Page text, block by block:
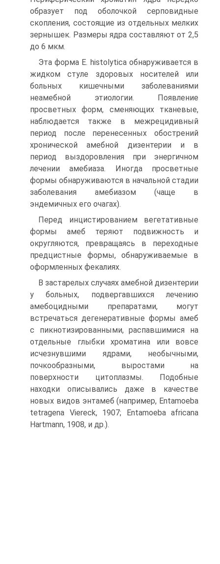
образует под оболочкой серповидные
скопления, состоящие из отдельных мелких
зернышек. Размеры ядра составляют от 2,5
до 6 мкм.
Эта форма Е. histolytica обнаруживается в
жидком стуле здоровых носителей или
больных кишечными заболеваниями
неамебной этиологии. Появление
просветных форм, сменяющих тканевые,
наблюдается также в межрецидивный
период после перенесенных обострений
хронической амебной дизентерии и в
период выздоровления при энергичном
лечении амебиаза. Иногда просветные
формы обнаруживаются в начальной стадии
заболевания амебиазом (чаще в
эндемичных его очагах).
Перед инцистированием вегетативные
формы амеб теряют подвижность и
округляются, превращаясь в переходные
предцистные формы, обнаруживаемые в
оформленных фекалиях.
В застарелых случаях амебной дизентерии
у больных, подвергавшихся лечению
амебоцидными препаратами, могут
встречаться дегенеративные формы амеб
с пикнотизированными, распавшимися на
отдельные глыбки хроматина или вовсе
исчезнувшими ядрами, необычными,
почкообразными, выростами на
поверхности цитоплазмы. Подобные
находки описывались даже в качестве
новых видов энтамеб (например, Entamoeba
tetragena Viereck, 1907; Entamoeba africana
Hartmann, 1908, и др.).